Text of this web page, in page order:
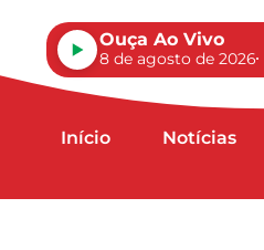
Ouça Ao Vivo
8 de agosto de 2026
Início Notícias